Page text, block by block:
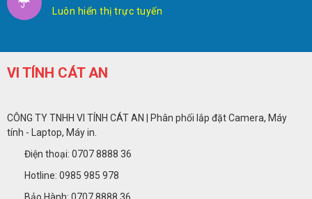
Luôn hiển thị trực tuyến
VI TÍNH CÁT AN
CÔNG TY TNHH VI TÍNH CÁT AN | Phân phối lắp đặt Camera, Máy
tính - Laptop, Máy in.
Điện thoại: 0707 8888 36
Hotline: 0985 985 978